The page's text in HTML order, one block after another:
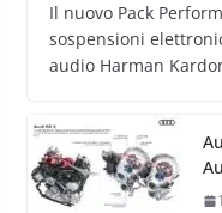
Il nuovo Pack
sospensioni
audio Harman